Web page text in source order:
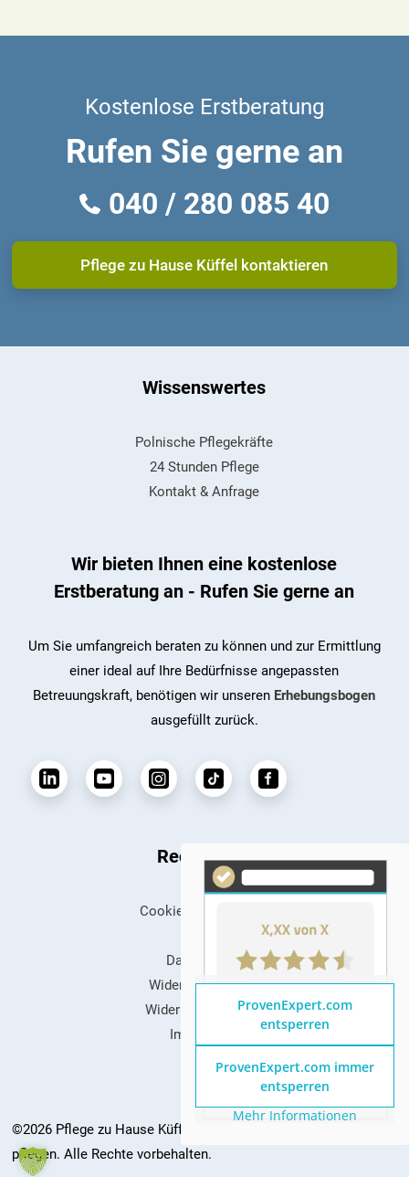
Kostenlose Erstberatung
Rufen Sie gerne an
040 / 280 085 40
Pflege zu Hause Küffel kontaktieren
Wissenswertes
Polnische Pflegekräfte
24 Stunden Pflege
Kontakt & Anfrage
Wir bieten Ihnen eine kostenlose
Erstberatung an - Rufen Sie gerne an
Um Sie umfangreich beraten zu können und zur Ermittlung
einer ideal auf Ihre Bedürfnisse angepassten
Betreuungskraft, benötigen wir unseren Erhebungsbogen
ausgefüllt zurück.
Rechtliches
Cookie-Einstellungen
Datenschutz
Widerrufsformular
Widerrufsbelehrung
Impressum
Kontakt
©2026 Pflege zu Hause Küffel - Zu Hause leben, zu Hause
pflegen. Alle Rechte vorbehalten.
ProvenExpert.com
entsperren
ProvenExpert.com immer
entsperren
Mehr Informationen